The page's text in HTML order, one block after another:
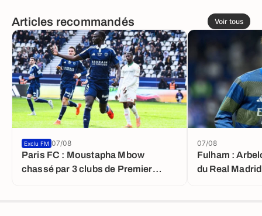
Articles recommandés Voir tous
Paris FC : Moustapha Mbow
chassé par 3 clubs de Premier
Exclu FM 07/08
Fulham :
du Real Madrid
07/08